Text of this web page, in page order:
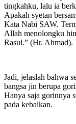
tingkahku, lalu ia
Apakah syetan
Kata Nabi SAW.
Allah menolongku
Rasul.” (Hr. Ahmad).
Jadi, jelaslah bahwa
bangsa jin berupa
Hanya saja gorinnya
pada kebaikan.